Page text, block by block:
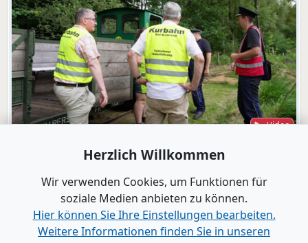
Video
Bad Bramstedt
"Wir wollen die Moorbahn aus dem
Dornröschenschlaf wecken"
Alle Videos anzeigen
Herzlich Willkommen
Wir verwenden Cookies, um Funktionen für
soziale Medien anbieten zu können.
Hier können Sie Ihre Einstellungen bearbeiten.
Weitere Informationen finden Sie in unseren